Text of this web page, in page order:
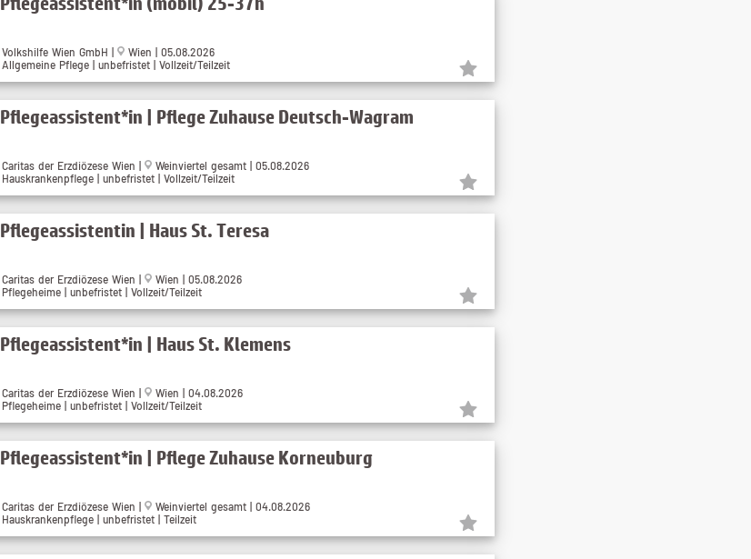
Volkshilfe Wien GmbH |
Wien | 05.08.2026
Allgemeine Pflege | unbefristet | Vollzeit/Teilzeit
Pflegeassistent*in | Pflege Zuhause Deutsch-Wagram
Caritas der Erzdiözese Wien |
Weinviertel gesamt | 05.08.2026
Hauskrankenpflege | unbefristet | Vollzeit/Teilzeit
Pflegeassistentin | Haus St. Teresa
Caritas der Erzdiözese Wien |
Wien | 05.08.2026
Pflegeheime | unbefristet | Vollzeit/Teilzeit
Pflegeassistent*in | Haus St. Klemens
Caritas der Erzdiözese Wien |
Wien | 04.08.2026
Pflegeheime | unbefristet | Vollzeit/Teilzeit
Pflegeassistent*in | Pflege Zuhause Korneuburg
Caritas der Erzdiözese Wien |
Weinviertel gesamt | 04.08.2026
Hauskrankenpflege | unbefristet | Teilzeit